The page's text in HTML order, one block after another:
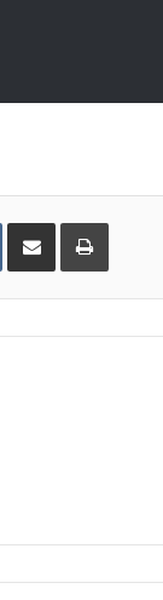
VKontakteShare
Email
Print